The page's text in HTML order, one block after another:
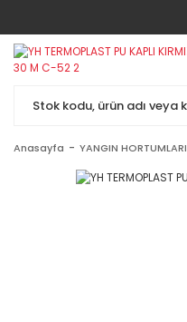
Anasayfa YANGIN HORTUMLARI